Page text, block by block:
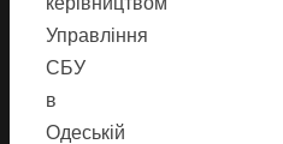
Управління
СБУ
в
Одеській